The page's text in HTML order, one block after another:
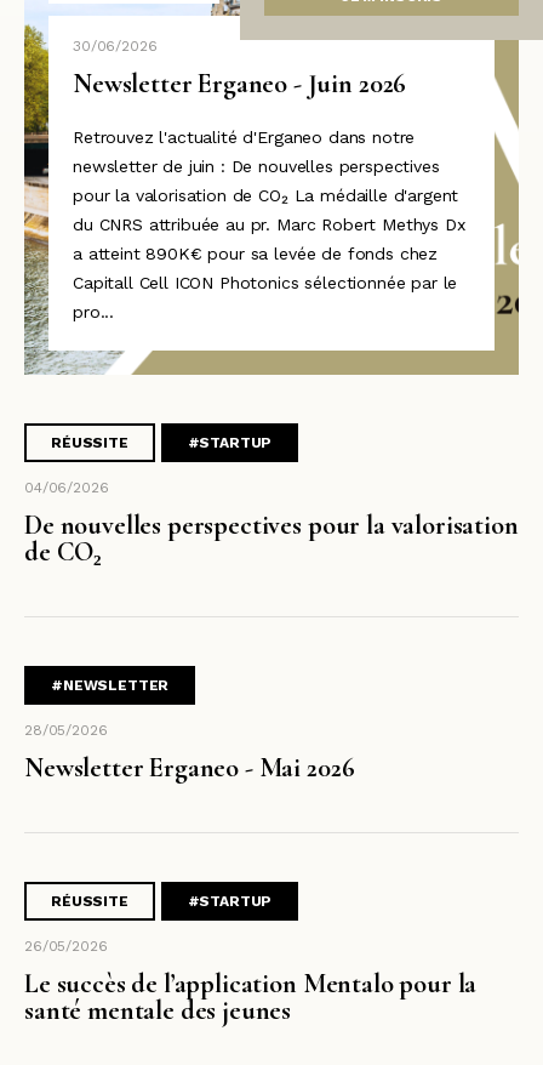
30/06/2026
Newsletter Erganeo - Juin 2026
Retrouvez l'actualité d'Erganeo dans notre
newsletter de juin : De nouvelles perspectives
pour la valorisation de CO₂ La médaille d'argent
du CNRS attribuée au pr. Marc Robert Methys Dx
a atteint 890K€ pour sa levée de fonds chez
Capitall Cell ICON Photonics sélectionnée par le
pro...
RÉUSSITE #STARTUP
04/06/2026
De nouvelles perspectives pour la valorisation
de CO₂
#NEWSLETTER
28/05/2026
Newsletter Erganeo - Mai 2026
RÉUSSITE #STARTUP
26/05/2026
Le succès de l’application Mentalo pour la
santé mentale des jeunes